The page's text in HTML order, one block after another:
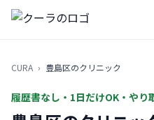
CURA › 豊島区のクリニック
履歴書なし・1日だけOK・やり